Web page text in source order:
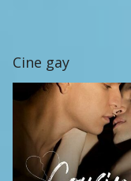
Cine gay